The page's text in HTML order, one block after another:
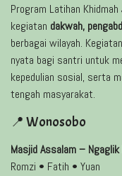
Program Latihan Khidmah
kegiatan dakwah,
berbagai wilayah.
nyata bagi santri untuk
kepedulian sosial, serta
tengah masyarakat.
📍 Wonosobo
Masjid Assalam –
Romzi • Fatih • Yuan